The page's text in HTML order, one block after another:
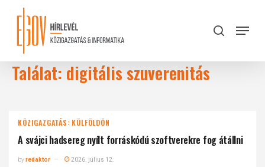
content
search
Menu
Találat: digitális szuverenitás
KÖZIGAZGATÁS: KÜLFÖLDÖN
A svájci hadsereg nyílt forráskódú szoftverekre fog átállni
byredaktor 2026. július 12.
Close